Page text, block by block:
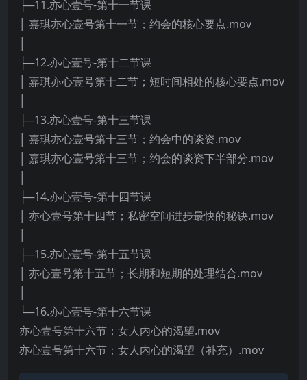
├─11.亦心壹号-第十一节课
│ 嘉琪亦心壹号第十一节；约会的核心要点.mov
├─12.亦心壹号-第十二节课
│ 嘉琪亦心壹号第十二节；短时间相处的核心要点.mov
├─13.亦心壹号-第十三节课
│ 嘉琪亦心壹号第十三节；约会中的谈资.mov
│ 嘉琪亦心壹号第十三节；约会的谈资下半部分.mov
├─14.亦心壹号-第十四节课
│ 亦心壹号第十四节；私密空间进步最快的秘诀.mov
├─15.亦心壹号-第十五节课
│ 亦心壹号第十五节；长期和短期的处理结合.mov
└─16.亦心壹号-第十六节课
亦心壹号第十六节；女人内心的渴望.mov
亦心壹号第十六节；女人内心的渴望（补充）.mov